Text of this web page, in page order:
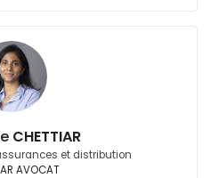
CHETTIAR
et distribution
AVOCAT